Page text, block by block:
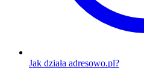
Jak działa adresowo.pl?